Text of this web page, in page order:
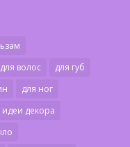
для волос
для губ
для ног
идеи декора